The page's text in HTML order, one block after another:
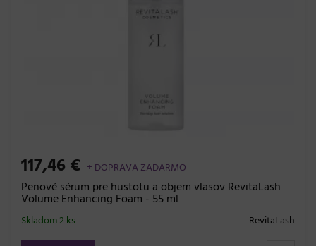
117,46 € + DOPRAVA ZADARMO
Penové sérum pre hustotu a objem vlasov RevitaLash
Volume Enhancing Foam - 55 ml
RevitaLash
Skladom 2 ks